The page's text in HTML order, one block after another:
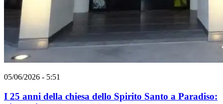
05/06/2026 - 5:51
I 25 anni della chiesa dello Spirito Santo a Paradiso: